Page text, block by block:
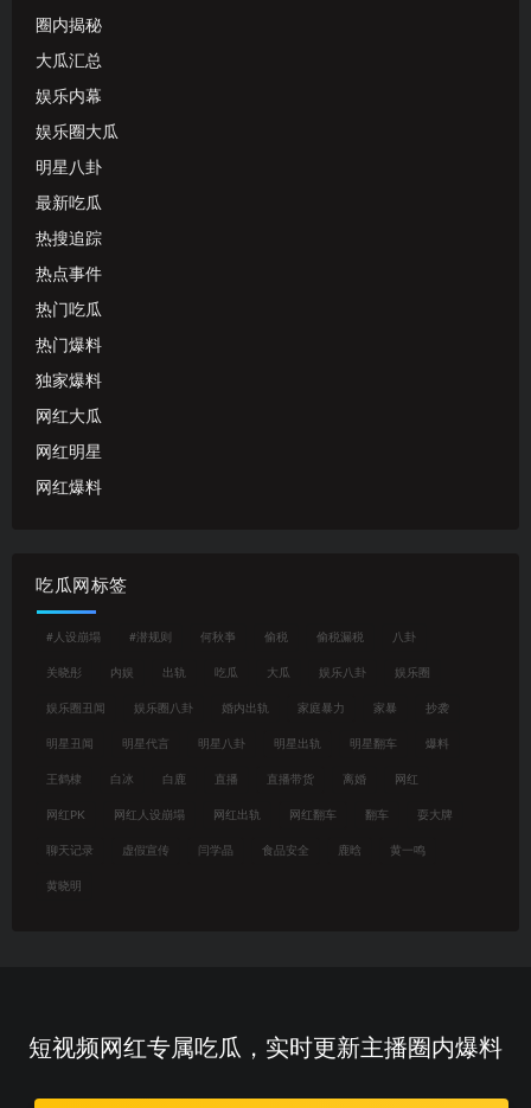
圈内揭秘
大瓜汇总
娱乐内幕
娱乐圈大瓜
明星八卦
最新吃瓜
热搜追踪
热点事件
热门吃瓜
热门爆料
独家爆料
网红大瓜
网红明星
网红爆料
吃瓜网标签
#人设崩塌 #潜规则 何秋亊 偷税 偷税漏税 八卦
关晓彤 内娱 出轨 吃瓜 大瓜 娱乐八卦 娱乐圈
娱乐圈丑闻 娱乐圈八卦 婚内出轨 家庭暴力 家暴 抄袭
明星丑闻 明星代言 明星八卦 明星出轨 明星翻车 爆料
王鹤棣 白冰 白鹿 直播 直播带货 离婚 网红
网红PK 网红人设崩塌 网红出轨 网红翻车 翻车 耍大牌
聊天记录 虚假宣传 闫学晶 食品安全 鹿晗 黄一鸣
黄晓明
短视频网红专属吃瓜，实时更新主播圈内爆料